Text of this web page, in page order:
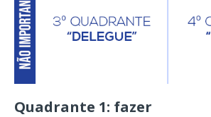
Quadrante 1: fazer